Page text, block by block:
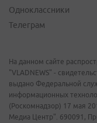
Одноклассники
Телеграм
На данном сайте
"VLADNEWS" -
выдано Федеральной
информационных
(Роскомнадзор) 17 мая
Медиа Центр". 690091,